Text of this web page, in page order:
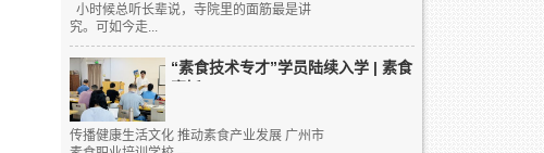
小时候总听长辈说，寺院里的面筋最是讲
究。可如今走...
“素食技术专才”学员陆续入学 | 素食
传播健康生活文化 推动素食产业发展 广州市